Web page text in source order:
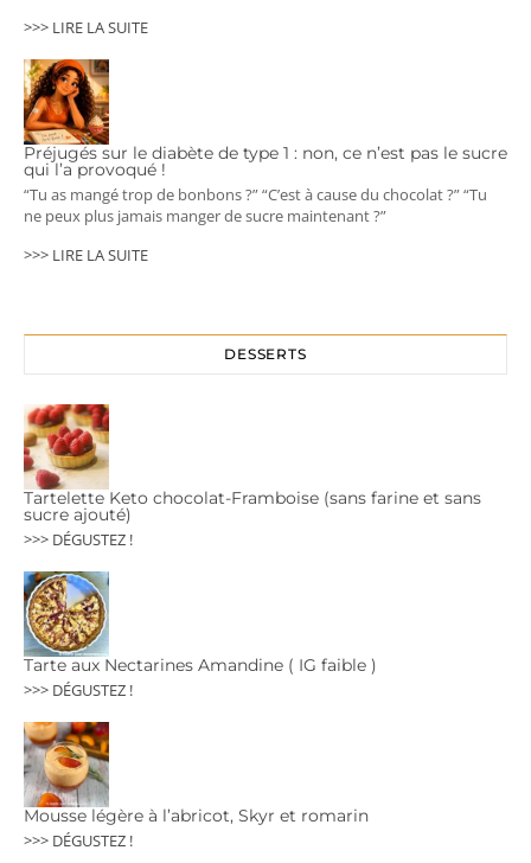
>>> LIRE LA SUITE
Préjugés sur le diabète de type 1 : non, ce n’est pas le sucre
qui l’a provoqué !
“Tu as mangé trop de bonbons ?” “C’est à cause du chocolat ?” “Tu
ne peux plus jamais manger de sucre maintenant ?”
>>> LIRE LA SUITE
DESSERTS
Tartelette Keto chocolat-Framboise (sans farine et sans
sucre ajouté)
>>> DÉGUSTEZ !
Tarte aux Nectarines Amandine ( IG faible )
>>> DÉGUSTEZ !
Mousse légère à l’abricot, Skyr et romarin
>>> DÉGUSTEZ !